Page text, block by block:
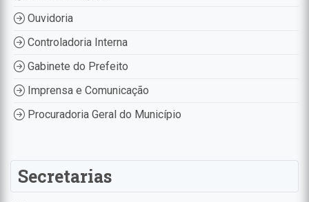
Ouvidoria
Controladoria Interna
Gabinete do Prefeito
Imprensa e Comunicação
Procuradoria Geral do Município
Secretarias